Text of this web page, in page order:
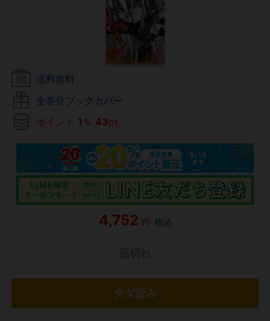
送料無料
全巻分ブックカバー
ポイント 1 ％ 43pt
4,752 円 税込
タダ読み